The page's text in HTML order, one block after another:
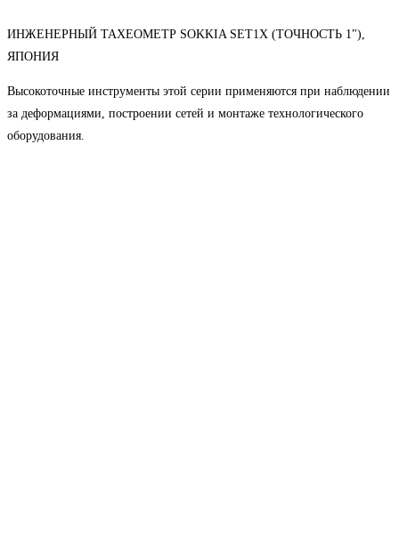
ИНЖЕНЕРНЫЙ ТАХЕОМЕТР SOKKIA SET1X (ТОЧНОСТЬ 1"),
ЯПОНИЯ
Высокоточные инструменты этой серии применяются при наблюдении
за деформациями, построении сетей и монтаже технологического
оборудования.